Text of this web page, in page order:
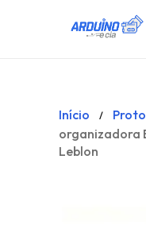
Início /
organizadora
Leblon